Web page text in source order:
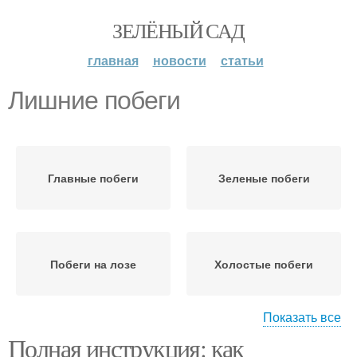
ЗЕЛЁНЫЙ САД
главная новости статьи
Лишние побеги
Главные побеги Зеленые побеги
Побеги на лозе Холостые побеги
Побеги на винограде
Показать все
Полная инструкция: как